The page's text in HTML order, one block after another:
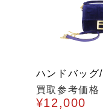
ハンドバッグ
買取参考価格
¥12,000